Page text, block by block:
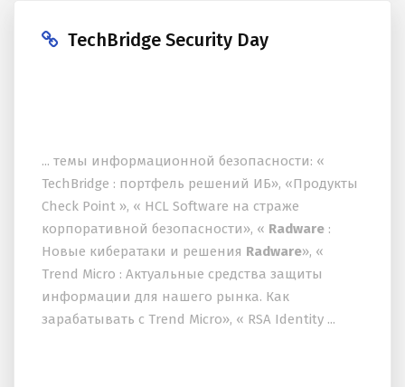
TechBridge Security Day
... темы информационной безопасности: «
TechBridge : портфель решений ИБ», «Продукты
Check Point », « HCL Software на страже
корпоративной безопасности», « Radware :
Новые кибератаки и решения Radware», «
Trend Micro : Актуальные средства защиты
информации для нашего рынка. Как
зарабатывать с Trend Micro», « RSA Identity ...